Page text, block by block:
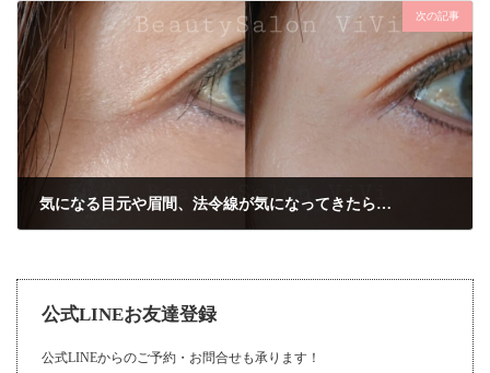
次の記事
気になる目元や眉間、法令線が気になってきたら…
公式LINEお友達登録
公式LINEからのご予約・お問合せも承ります！